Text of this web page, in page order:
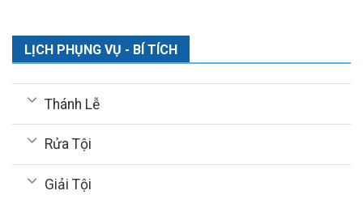
LỊCH PHỤNG VỤ - BÍ TÍCH
Thánh Lễ
Rửa Tội
Giải Tội